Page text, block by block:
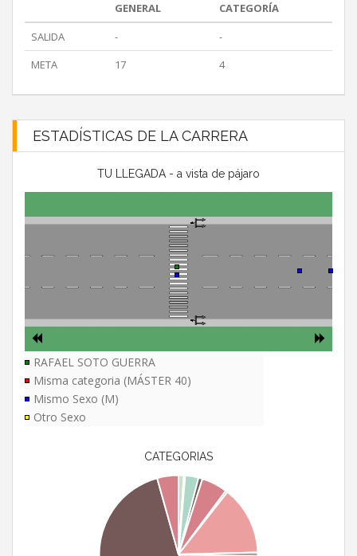
GENERAL
CATEGORÍA
SALIDA
-
-
META
17 4
ESTADÍSTICAS DE LA CARRERA
TU LLEGADA - a vista de pájaro
RAFAEL SOTO GUERRA
Misma categoria (MÁSTER 40)
Mismo Sexo (M)
Otro Sexo
CATEGORIAS